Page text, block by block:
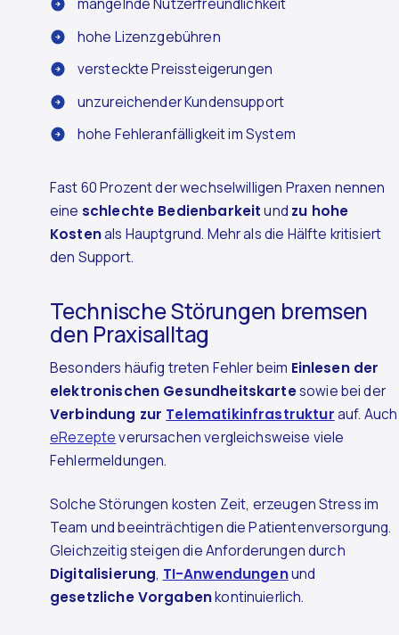
mangelnde Nutzerfreundlichkeit
hohe Lizenzgebühren
versteckte Preissteigerungen
unzureichender Kundensupport
hohe Fehleranfälligkeit im System
Fast 60 Prozent der wechselwilligen Praxen nennen
eine schlechte Bedienbarkeitund zu hohe
Kostenals Hauptgrund. Mehr als die Hälfte kritisiert
den Support.
Technische Störungen bremsen
den Praxisalltag
Besonders häufig treten Fehler beim Einlesen der
elektronischen Gesundheitskartesowie bei der
Verbindung zur Telematikinfrastrukturauf. Auch
eRezepteverursachen vergleichsweise viele
Fehlermeldungen.
Solche Störungen kosten Zeit, erzeugen Stress im
Team und beeinträchtigen die Patientenversorgung.
Gleichzeitig steigen die Anforderungen durch
Digitalisierung, TI-Anwendungenund
gesetzliche Vorgabenkontinuierlich.